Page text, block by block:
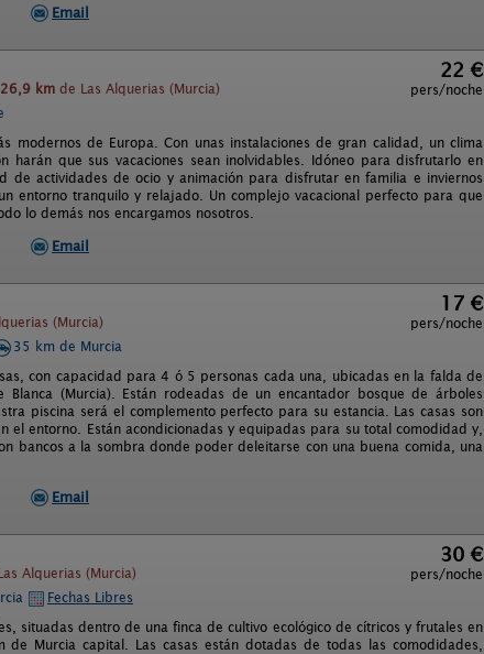
Email
26,9 km de Las Alquerias (Murcia)
22 €
pers/noche
modernos de Europa. Con unas instalaciones de gran calidad, un clima
harán que sus vacaciones sean inolvidables. Idóneo para disfrutarlo en
de actividades de ocio y animación para disfrutar en familia e inviernos
entorno tranquilo y relajado. Un complejo vacacional perfecto para que
lo demás nos encargamos nosotros.
Email
(Murcia)
17 €
pers/noche
35 km de Murcia
con capacidad para 4 ó 5 personas cada una, ubicadas en la falda de
(Murcia). Están rodeadas de un encantador bosque de árboles
piscina será el complemento perfecto para su estancia. Las casas son
el entorno. Están acondicionadas y equipadas para su total comodidad y,
bancos a la sombra donde poder deleitarse con una buena comida, una
Email
Alquerias (Murcia)
30 €
pers/noche
Fechas Libres
situadas dentro de una finca de cultivo ecológico de cítricos y frutales en
Murcia capital. Las casas están dotadas de todas las comodidades,